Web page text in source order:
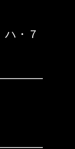
ハ・７